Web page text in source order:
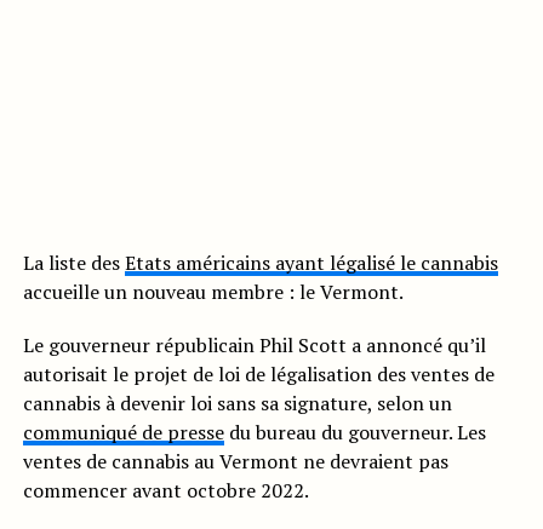
La liste desEtats américains ayant légalisé le cannabis
accueille un nouveau membre : le Vermont.
Le gouverneur républicain Phil Scott a annoncé qu’il
autorisait le projet de loi de légalisation des ventes de
cannabis à devenir loi sans sa signature, selon un
communiqué de pressedu bureau du gouverneur. Les
ventes de cannabis au Vermont ne devraient pas
commencer avant octobre 2022.